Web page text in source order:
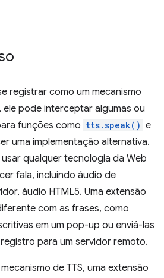
registrar como um mecanismo
ele pode interceptar algumas ou
funções como tts.speak() e
uma implementação alternativa.
qualquer tecnologia da Web
fala, incluindo áudio de
áudio HTML5. Uma extensão
com as frases, como
em um pop-up ou enviá-las
para um servidor remoto.
de TTS, uma extensão